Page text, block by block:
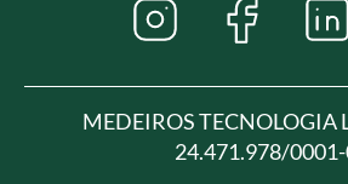
MEDEIROS TECNOLOGIA
24.471.978/